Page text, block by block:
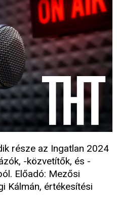
része az Ingatlan 2024
-közvetítők, és -
Előadó: Mezősi
Kálmán, értékesítési